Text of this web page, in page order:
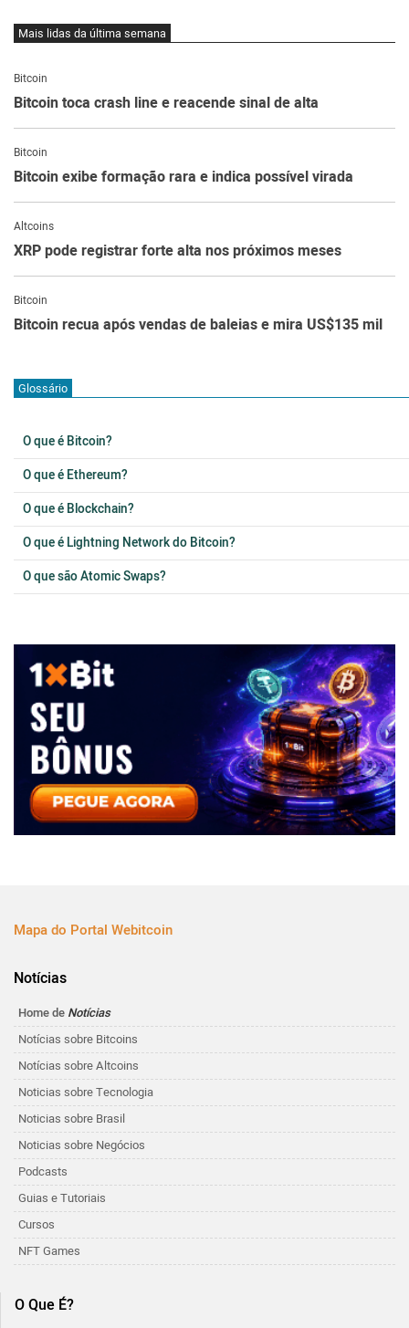
Mais lidas da última semana
Bitcoin
Bitcoin toca crash line e reacende sinal de alta
Bitcoin
Bitcoin exibe formação rara e indica possível virada
Altcoins
XRP pode registrar forte alta nos próximos meses
Bitcoin
Bitcoin recua após vendas de baleias e mira US$135 mil
Glossário
O que é Bitcoin?
O que é Ethereum?
O que é Blockchain?
O que é Lightning Network do Bitcoin?
O que são Atomic Swaps?
Mapa do Portal Webitcoin
Notícias
Home de Notícias
Notícias sobre Bitcoins
Notícias sobre Altcoins
Noticias sobre Tecnologia
Noticias sobre Brasil
Noticias sobre Negócios
Podcasts
Guias e Tutoriais
Cursos
NFT Games
O Que É?